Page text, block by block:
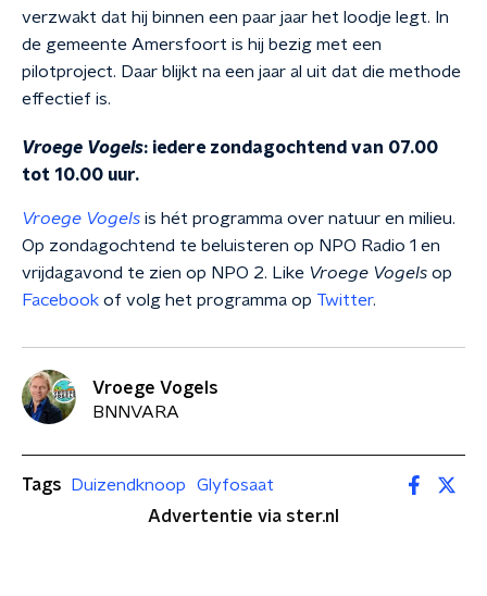
verzwakt dat hij binnen een paar jaar het loodje legt. In
de gemeente Amersfoort is hij bezig met een
pilotproject. Daar blijkt na een jaar al uit dat die methode
effectief is.
Vroege Vogels: iedere zondagochtend van 07.00
tot 10.00 uur.
Vroege Vogels is hét programma over natuur en milieu.
Op zondagochtend te beluisteren op NPO Radio 1 en
vrijdagavond te zien op NPO 2. Like Vroege Vogels op
Facebook of volg het programma op Twitter.
Vroege Vogels
BNNVARA
Tags Duizendknoop
Glyfosaat
Advertentie via ster.nl